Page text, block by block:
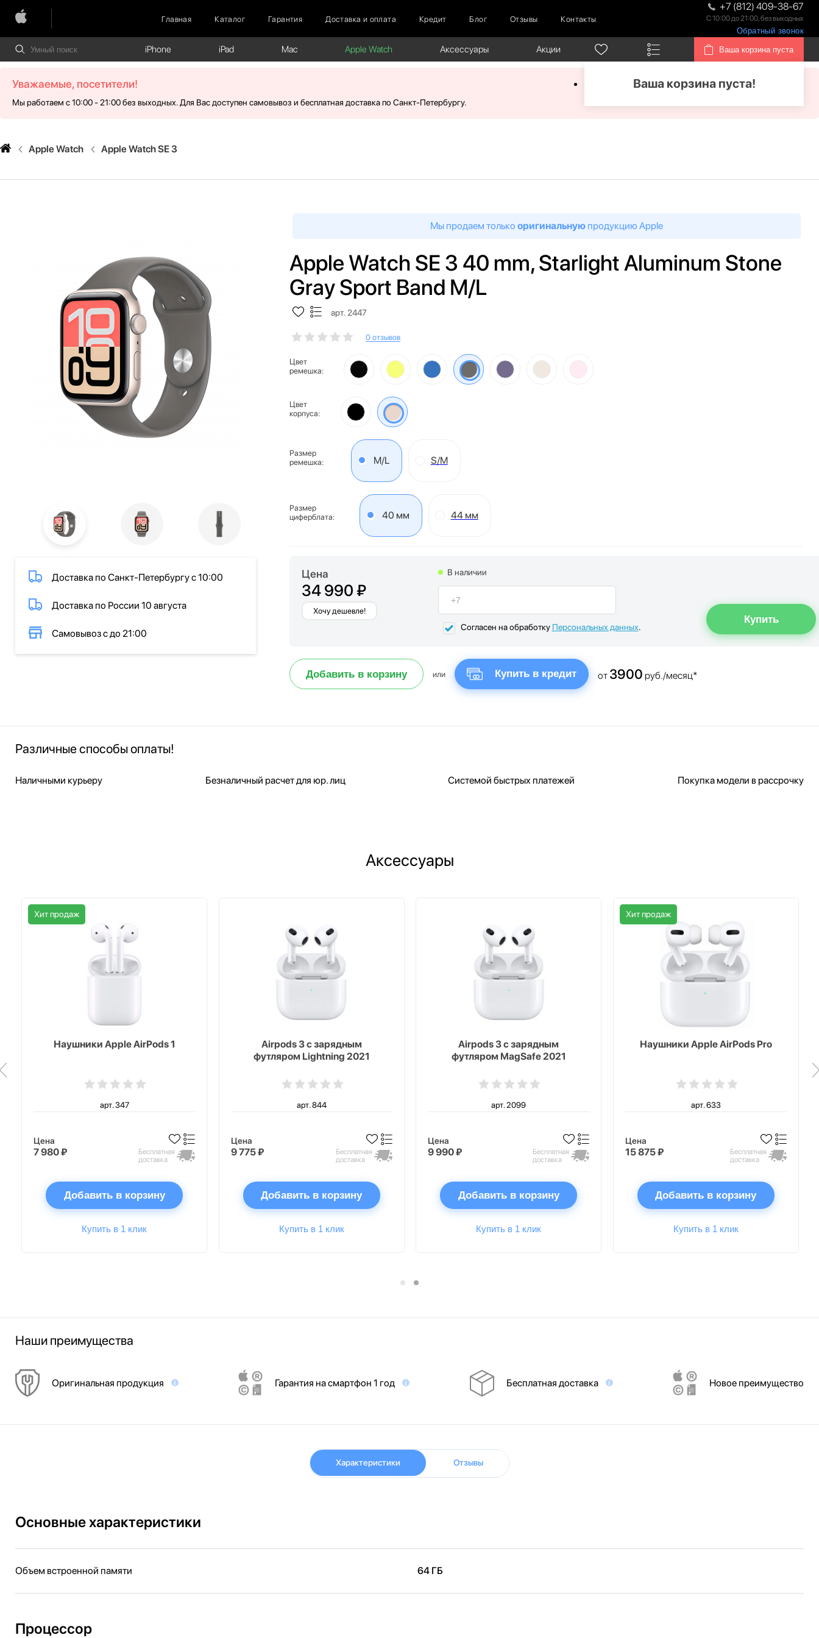
Главная Каталог Гарантия Доставка и оплата Кредит Блог Отзывы Контакты
+7 (812) 409-38-67
С 10:00 до 21:00, без выходных
Обратный звонок
iPhone iPad Mac Apple Watch Аксессуары Акции Ваша корзина пуста
Ваша корзина пуста!
Уважаемые, посетители!
Мы работаем с 10:00 - 21:00 без выходных. Для Вас доступен самовывоз и бесплатная доставка по Санкт-Петербургу.
Apple Watch Apple Watch SE 3
Доставка по Санкт-Петербургу с 10:00
Доставка по России 10 августа
Самовывоз с до 21:00
Мы продаем только оригинальную продукцию Apple
Apple Watch SE 3 40 mm, Starlight Aluminum Stone
Gray Sport Band M/L
арт. 2447
0 отзывов
Цвет
ремешка:
Цвет
корпуса:
Размер
ремешка:
M/L S/M
Размер
циферблата:
40 мм 44 мм
Цена
34 990 ₽
Хочу дешевле!
В наличии
Согласен на обработку Персональных данных.
Добавить в корзину или Купить в кредит от 3900 руб./месяц*
Различные способы оплаты!
Наличными курьеру Безналичный расчет для юр. лиц Системой быстрых платежей Покупка модели в рассрочку
Аксессуары
Хит продаж
Наушники Apple AirPods 1
арт. 347
Цена
7 980 ₽
Бесплатная
доставка
Добавить в корзину
Купить в 1 клик
Airpods 3 с зарядным
футляром Lightning 2021
арт. 844
Цена
9 775 ₽
Бесплатная
доставка
Добавить в корзину
Купить в 1 клик
Airpods 3 с зарядным
футляром MagSafe 2021
арт. 2099
Цена
9 990 ₽
Бесплатная
доставка
Добавить в корзину
Купить в 1 клик
Хит продаж
Наушники Apple AirPods Pro
арт. 633
Цена
15 875 ₽
Бесплатная
доставка
Добавить в корзину
Купить в 1 клик
Наши преимущества
Оригинальная продукция Гарантия на смартфон 1 год Бесплатная доставка Новое преимущество
Характеристики Отзывы
Основные характеристики
Объем встроенной памяти 64 ГБ
Процессор